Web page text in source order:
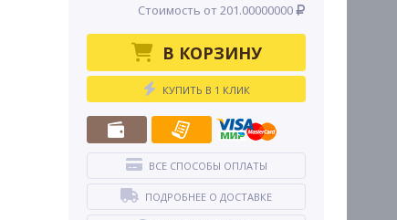
Стоимость от 201.00000000
В КОРЗИНУ
КУПИТЬ В 1 КЛИК
ВСЕ СПОСОБЫ ОПЛАТЫ
ПОДРОБНЕЕ О ДОСТАВКЕ